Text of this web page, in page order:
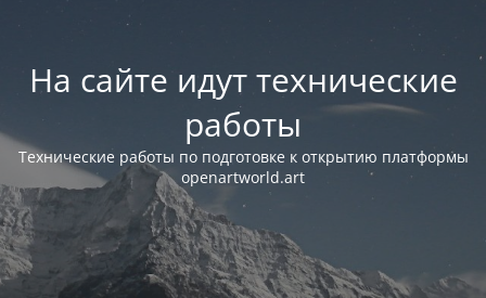
На сайте идут технические
работы
Технические работы по подготовке к открытию платформы
openartworld.art